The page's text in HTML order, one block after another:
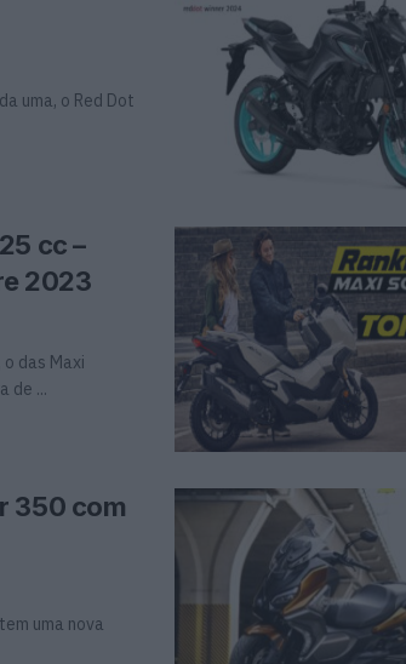
uma, o Red Dot
cc –
2023
das Maxi
de ...
350 com
uma nova